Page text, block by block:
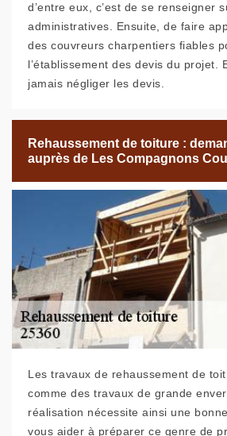
d’entre eux, c’est de se renseigner
administratives. Ensuite, de faire
des couvreurs charpentiers fiables
l’établissement des devis du projet.
jamais négliger les devis.
Rehaussement de toiture :
auprès de Les Compagnons
Les travaux de rehaussement de
comme des travaux de grande
réalisation nécessite ainsi une
vous aider à préparer ce genre de